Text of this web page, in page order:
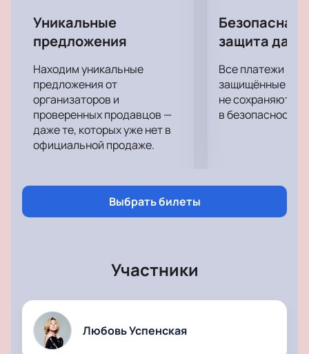
Успенской в живом исполнении!
Уникальные
предложения
Находим уникальные
предложения от
организаторов и
проверенных продавцов —
даже те, которых уже нет в
официальной продаже.
Безопасная
защита
Все платежи
защищённые
не сохраняются
в безопасности.
Выбрать билеты
Участники
Любовь Успенская